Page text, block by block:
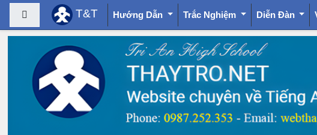
Chuyển tới nội dung chính
Bảng điều khiển cạnh
T&T Hướng Dẫn Trắc Nghiệm Diễn Đàn